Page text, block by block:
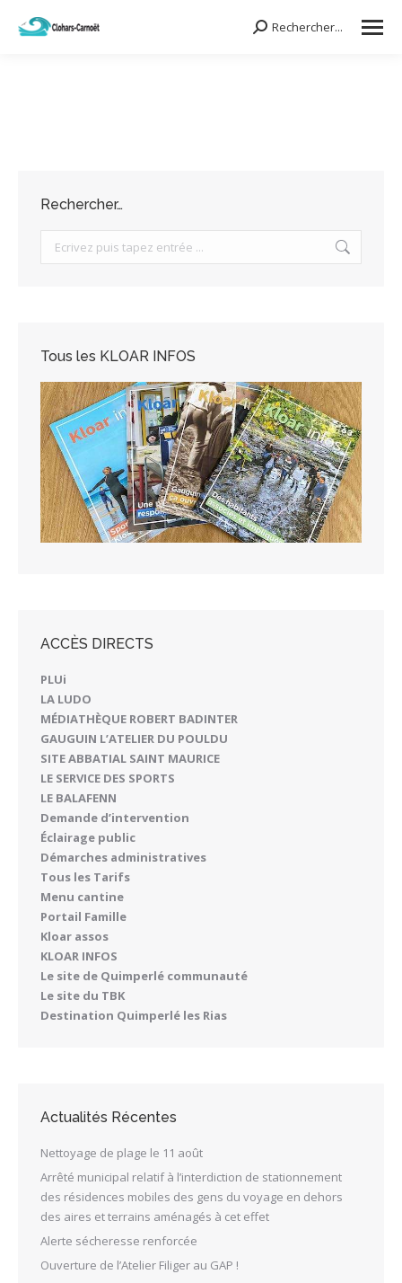
Search:Rechercher...
Rechercher…
Search:
Tous les KLOAR INFOS
ACCÈS DIRECTS
PLUi
LA LUDO
MÉDIATHÈQUE ROBERT BADINTER
GAUGUIN L’ATELIER DU POULDU
SITE ABBATIAL SAINT MAURICE
LE SERVICE DES SPORTS
LE BALAFENN
Demande d’intervention
Éclairage public
Démarches administratives
Tous les Tarifs
Menu cantine
Portail Famille
Kloar assos
KLOAR INFOS
Le site de Quimperlé communauté
Le site du TBK
Destination Quimperlé les Rias
Actualités Récentes
Nettoyage de plage le 11 août
Arrêté municipal relatif à l’interdiction de stationnement
des résidences mobiles des gens du voyage en dehors
des aires et terrains aménagés à cet effet
Alerte sécheresse renforcée
Ouverture de l’Atelier Filiger au GAP !